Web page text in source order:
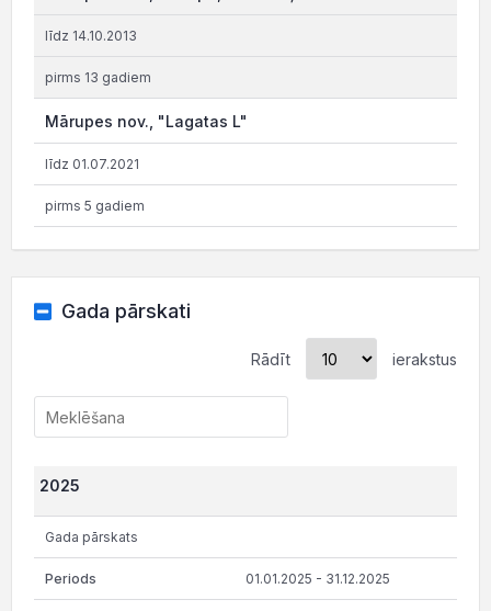
līdz 14.10.2013
pirms 13 gadiem
Mārupes nov., "Lagatas L"
līdz 01.07.2021
pirms 5 gadiem
Gada pārskati
Rādīt ierakstus
2025
Gada pārskats
01.01.2025 - 31.12.2025